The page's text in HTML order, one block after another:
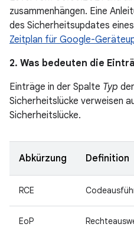
zusammenhängen. Eine
des Sicherheitsupdates
Zeitplan für Google-
2. Was bedeuten die
Einträge in der Spalte Typ
Sicherheitslücke verweisen
Sicherheitslücke.
Abkürzung Definition
RCE
EoP